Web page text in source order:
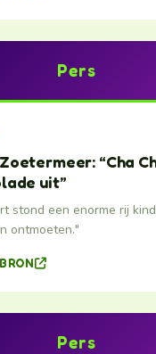
Pers
“Cha
uit”
stond een enorme rij
ontmoeten."
Pers